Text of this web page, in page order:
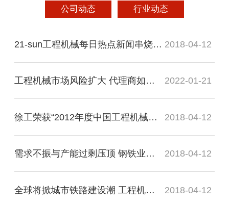
公司动态 行业动态
21-sun工程机械每日热点新闻串烧（20120928） 2018-04-12
工程机械市场风险扩大 代理商如何走出困局 2022-01-21
徐工荣获“2012年度中国工程机械十大营销事件” 2018-04-12
需求不振与产能过剩压顶 钢铁业回暖道阻且长 2018-04-12
全球将掀城市铁路建设潮 工程机械从中受益 2018-04-12